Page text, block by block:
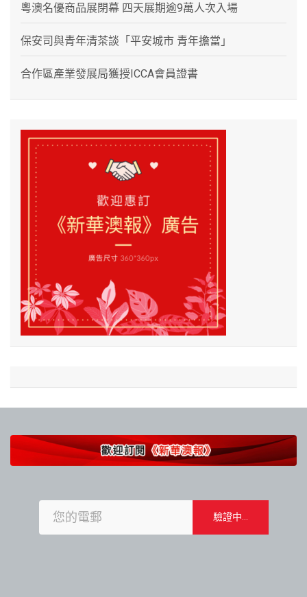
粵澳名優商品展閉幕 四天展期逾9萬人次入場
保安司與青年清茶談「平安城市 青年擔當」
合作區產業發展局獲授ICCA會員證書